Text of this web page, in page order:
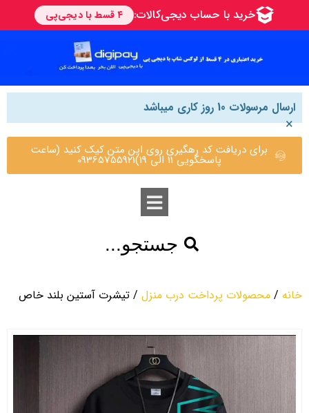
ارسال مرسولات 10 روز کاری میباشد
×
برای دریافت کد رهگیری روی این متن کیک کنید (ساعت
پاسخگویی 11 الی 19)09365755921
جستجو...
خانه / محصولات پرداخت درب منزل / تیشرت آستین بلند خاص